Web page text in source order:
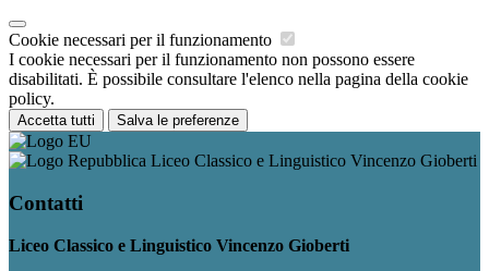
Cookie necessari per il funzionamento
I cookie necessari per il funzionamento non possono essere
disabilitati. È possibile consultare l'elenco nella pagina della cookie
policy.
Accetta tutti Salva le preferenze
Liceo Classico e Linguistico Vincenzo Gioberti
Contatti
Liceo Classico e Linguistico Vincenzo Gioberti